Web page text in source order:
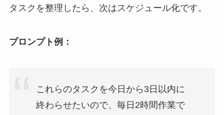
タスクを整理したら、次はスケジュール化です。
プロンプト例：
これらのタスクを今日から3日以内に
終わらせたいので、毎日2時間作業で